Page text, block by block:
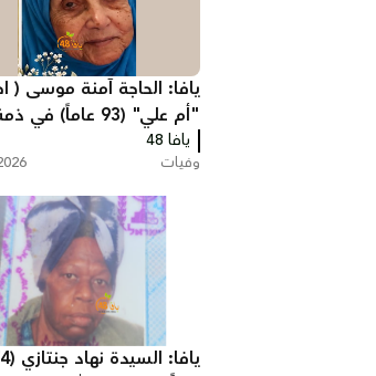
يافا: الحاجة آمنة موسى
"أم علي" (93 عاماً) في ذمة الله
يافا 48
وفيات
يافا: